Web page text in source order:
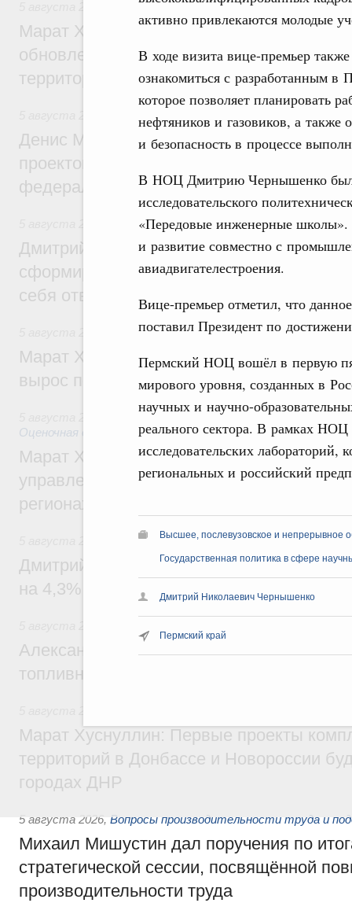
активно привлекаются молодые
В ходе визита вице-премьер
ознакомиться с разработанным
которое позволяет планировать
нефтяников и газовиков, а также
и безопасность в процессе
В НОЦ Дмитрию Чернышенко была
исследовательского
«Передовые инженерные школы».
и развитие совместно с
авиадвигателестроения.
Вице-премьер отметил, что
поставил Президент по
Пермский НОЦ вошёл в первую
мирового уровня, созданных в
научных и научно-
реального сектора. В рамках
исследовательских
региональных и российский
Высшее, послевузовское и непрерывное
Государственная политика в сфере
Дмитрий Николаевич Чернышенко
Пермский край
Жилищно-коммунальное хозяйство
Марат Хуснуллин: Более 4,3 тыс.
обновлено в России при участии Фонда
территорий
Инструменты развития территорий.
Денис Мантуров провёл совещание по
проектов института кураторства в
федеральном округе
Молодёжная политика
Дмитрий Чернышенко: Всемирный
сформировал целое сообщество людей,
себя ответственность за будущее
Национальный проект «Инфраструктура
Марат Хуснуллин: Ввод нежилых зданий
вырос почти на треть
Земельные отношения. Кадастровая
Оценочная деятельность
Марат Хуснуллин: По решению
управление «ДОМ.РФ» перейдёт более
регионах
Внутренний и въездной туризм
Дмитрий Чернышенко: Внутренний
на 4,3%, въездной – на 20,1%
Александр Новак провёл совещание по
топливном рынке
Марат Хуснуллин: Первые проекты
территорий в Донбассе и Новороссии
городах ДНР
5 августа 2026, Вопросы производительности труда и
Михаил Мишустин дал поручения по
стратегической сессии, посвящённой
производительности труда